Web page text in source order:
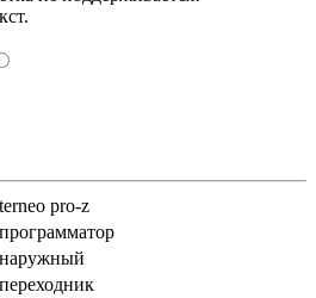
terneo pro-z
программатор
наружный
переходник